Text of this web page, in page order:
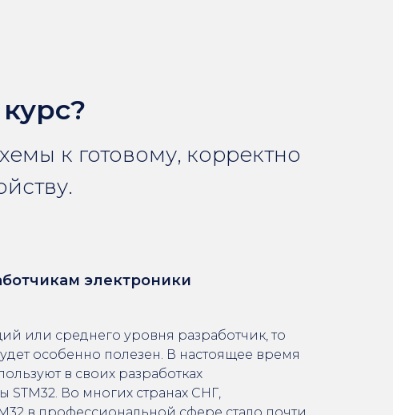
к готовому, корректно
электроники
или среднего уровня разработчик, то
особенно полезен. В настоящее время
в своих разработках
Во многих странах СНГ,